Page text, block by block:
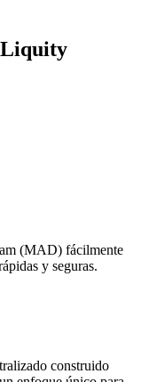
(MAD) fácilmente
y seguras.
construido